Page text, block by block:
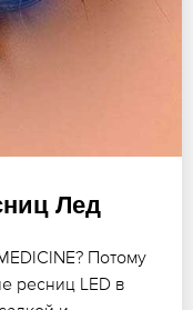
Лед
Потому
ресниц LED в